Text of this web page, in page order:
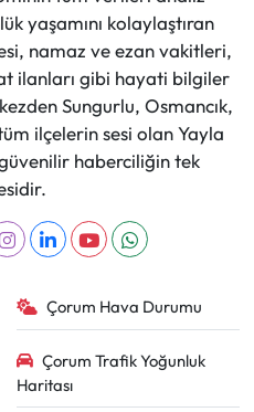
yaşamını kolaylaştıran
namaz ve ezan vakitleri,
ilanları gibi hayati bilgiler
Sungurlu, Osmancık,
ilçelerin sesi olan Yayla
haberciliğin tek
Çorum Hava Durumu
Çorum Trafik Yoğunluk
Haritası